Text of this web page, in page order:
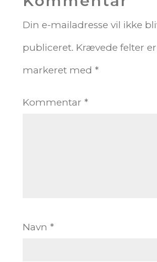
Din e-mailadresse vil ikke
publiceret. Krævede felter er
markeret med *
Kommentar *
Navn *